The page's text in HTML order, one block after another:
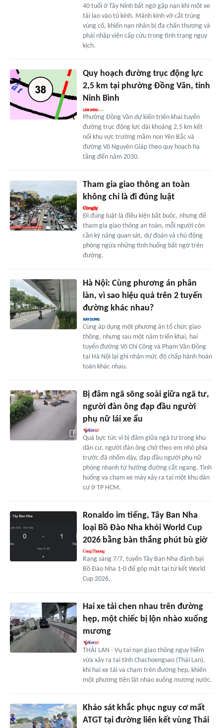
40 tuổi ở Tây Ninh bất ngờ gặp nạn khi một xe
tải lao vào tủ kính. Mảnh kính vỡ cắt trúng
vùng cổ, khiến nạn nhân bị đa chấn thương và
phải nhập viện cấp cứu trong tình trạng nguy
kịch.
Quy hoạch đường trục động lực
2,5 km tại phường Đồng Văn, tỉnh
Ninh Bình
Phường Đồng Văn dự kiến triển khai tuyến
đường trục động lực dài khoảng 2,5 km kết
nối khu vực trường mầm non Yên Bắc và
đường Võ Nguyên Giáp theo quy hoạch hạ
tầng đến năm 2030.
Tham gia giao thông an toàn
không chỉ là đi đúng luật
Đi đúng luật là điều kiện bắt buộc, nhưng để
tham gia giao thông an toàn, mỗi người còn
cần kỹ năng quan sát, dự đoán và chủ động
phòng ngừa những tình huống bất ngờ trên
đường.
Hà Nội: Cùng phương án phân
làn, vì sao hiệu quả trên 2 tuyến
đường khác nhau?
Cùng áp dụng một phương án tổ chức giao
thông, nhưng sau một năm triển khai, hai
tuyến đường Võ Chí Công và Phạm Văn Đồng
tại Hà Nội lại ghi nhận mức độ chấp hành hoàn
toàn khác nhau.
Bị đâm ngã sõng soài giữa ngã tư,
người đàn ông đạp đầu người
phụ nữ lái xe ẩu
Quá bực tức vì bị đâm giữa ngã tư trong khu
dân cư, người đàn ông chở theo em nhỏ phía
trước đã nhổm dậy, đạp đầu người phụ nữ
phóng nhanh từ hướng đường cắt ngang. Tình
huống va chạm xe máy xảy ra tại một khu dân
cư ở TP HCM.
Ronaldo im tiếng, Tây Ban Nha
loại Bồ Đào Nha khỏi World Cup
2026 bằng bàn thắng phút bù giờ
Rạng sáng 7/7, tuyển Tây Ban Nha đánh bại
Bồ Đào Nha 1-0 để góp mặt tại tứ kết World
Cup 2026.
Hai xe tải chen nhau trên đường
hẹp, một chiếc bị lộn nhào xuống
mương
THÁI LAN - Vụ tai nạn giao thông nguy hiểm
vừa xảy ra tại tỉnh Chachoengsao (Thái Lan),
khi hai xe tải va chạm trên đường hẹp, khiến
một phương tiện lật nhào xuống mương nước.
Khảo sát khắc phục nguy cơ mất
ATGT tại đường liên kết vùng Thái